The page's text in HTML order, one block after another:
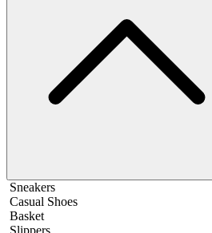
Sneakers
Casual Shoes
Basket
Slippers